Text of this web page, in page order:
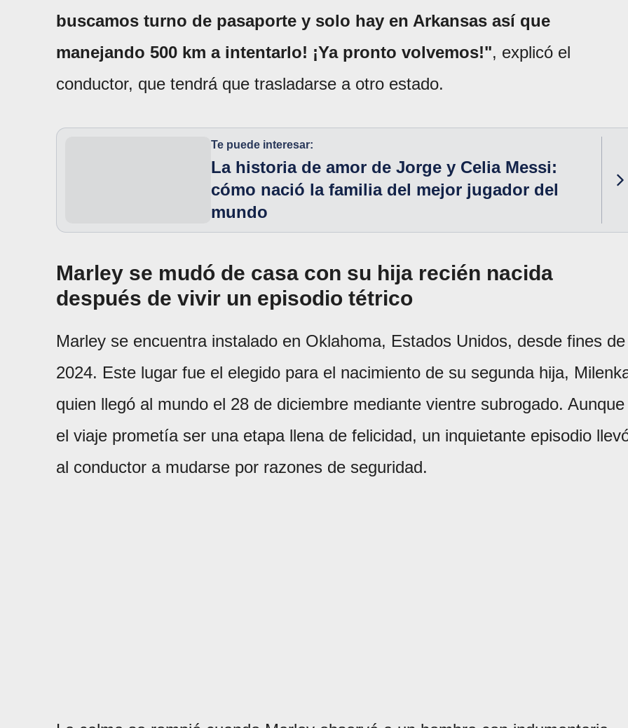
buscamos turno de pasaporte y solo hay en Arkansas así que
manejando 500 km a intentarlo! ¡Ya pronto volvemos!", explicó el
conductor, que tendrá que trasladarse a otro estado.
Te puede interesar:
La historia de amor de Jorge y Celia Messi:
cómo nació la familia del mejor jugador del
mundo
Marley se mudó de casa con su hija recién nacida
después de vivir un episodio tétrico
Marley se encuentra instalado en Oklahoma, Estados Unidos, desde fines de
2024. Este lugar fue el elegido para el nacimiento de su segunda hija,
quien llegó al mundo el 28 de diciembre mediante vientre subrogado. Aunque
el viaje prometía ser una etapa llena de felicidad, un inquietante episodio
al conductor a mudarse por razones de seguridad.